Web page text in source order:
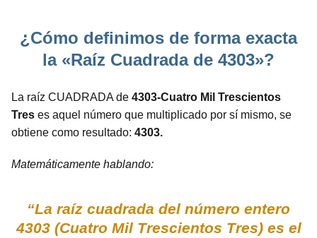
¿Cómo definimos de forma exacta
la «Raíz Cuadrada de 4303»?
La raíz CUADRADA de 4303-Cuatro Mil Trescientos
Tres es aquel número que multiplicado por sí mismo, se
obtiene como resultado: 4303.
Matemáticamente hablando:
“La raíz cuadrada del número entero
4303 (Cuatro Mil Trescientos Tres) es el